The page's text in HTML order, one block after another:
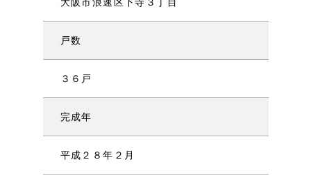
戸数
３６戸
完成年
平成２８年２月